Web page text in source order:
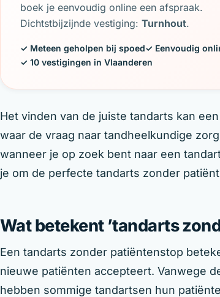
boek je eenvoudig online een afspraak.
Dichtstbijzijnde vestiging: Turnhout.
✓ Meteen geholpen bij spoed✓ Eenvoudig
✓ 10 vestigingen in Vlaanderen
Het vinden van de juiste tandarts kan
waar de vraag naar tandheelkundige
wanneer je op zoek bent naar een
je om de perfecte tandarts zonder
Wat betekent ’tandarts
Een tandarts zonder patiëntenstop
nieuwe patiënten accepteert. Vanwege
hebben sommige tandartsen hun